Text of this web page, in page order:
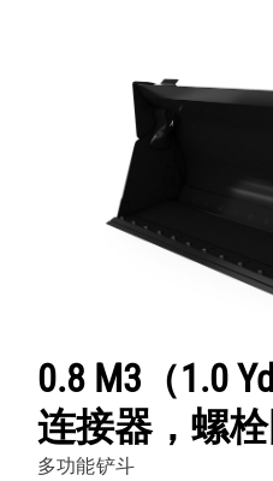
0.8 M3（1.0
连接器，螺
多功能铲斗